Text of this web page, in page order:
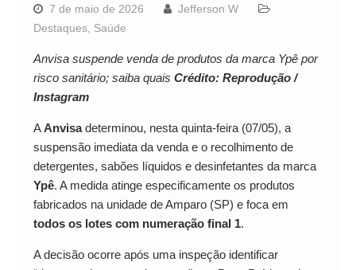
7 de maio de 2026
Jefferson W
Destaques, Saúde
Anvisa suspende venda de produtos da marca Ypê por
risco sanitário; saiba quais Crédito: Reprodução /
Instagram
AAnvisadeterminou, nesta quinta-feira (07/05), a
suspensão imediata da venda e o recolhimento de
detergentes, sabões líquidos e desinfetantes da marca
Ypê. A medida atinge especificamente os produtos
fabricados na unidade de Amparo (SP) e foca em
todos os lotes com numeração final 1.
A decisão ocorre após uma inspeção identificar